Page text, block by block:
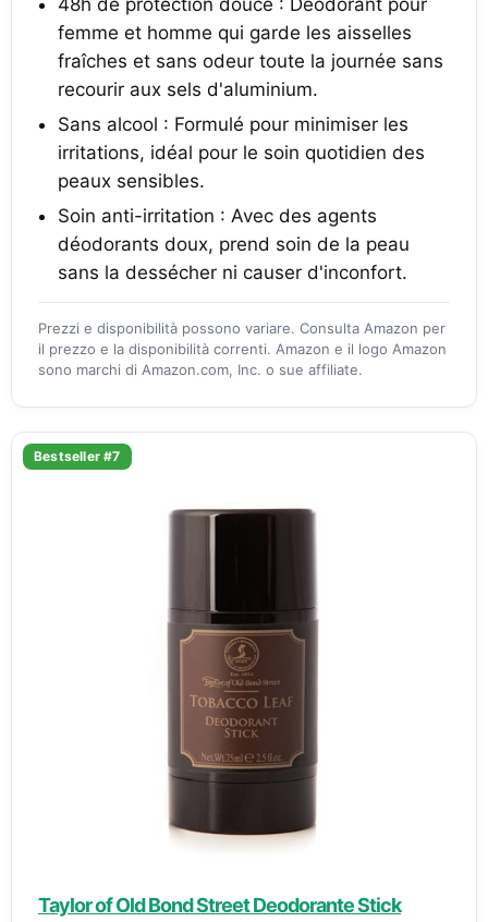
48h de protection douce : Déodorant pour
femme et homme qui garde les aisselles
fraîches et sans odeur toute la journée sans
recourir aux sels d'aluminium.
Sans alcool : Formulé pour minimiser les
irritations, idéal pour le soin quotidien des
peaux sensibles.
Soin anti-irritation : Avec des agents
déodorants doux, prend soin de la peau
sans la dessécher ni causer d'inconfort.
Prezzi e disponibilità possono variare. Consulta Amazon per
il prezzo e la disponibilità correnti. Amazon e il logo Amazon
sono marchi di Amazon.com, Inc. o sue affiliate.
Bestseller #7
Taylor of Old Bond Street Deodorante Stick